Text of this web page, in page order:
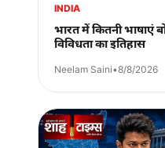
INDIA
भारत में कितनी भाषाएं
विविधता का इतिहास
Neelam Saini•8/8/2026